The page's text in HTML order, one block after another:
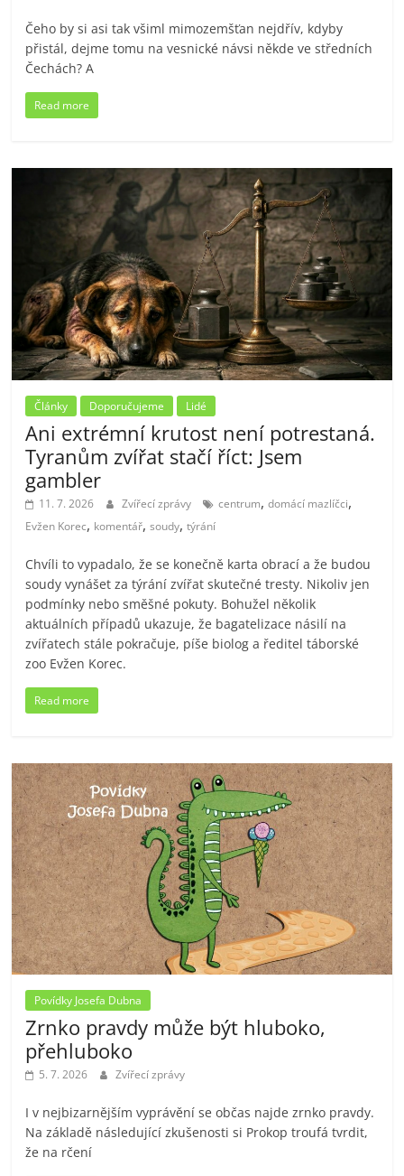
Čeho by si asi tak všiml mimozemšťan nejdřív, kdyby
přistál, dejme tomu na vesnické návsi někde ve středních
Čechách? A
Read more
Články Doporučujeme Lidé
Ani extrémní krutost není potrestaná.
Tyranům zvířat stačí říct: Jsem
gambler
11. 7. 2026 Zvířecí zprávy centrum,domácí mazlíčci,
Evžen Korec, komentář,soudy,týrání
Chvíli to vypadalo, že se konečně karta obrací a že budou
soudy vynášet za týrání zvířat skutečné tresty. Nikoliv jen
podmínky nebo směšné pokuty. Bohužel několik
aktuálních případů ukazuje, že bagatelizace násilí na
zvířatech stále pokračuje, píše biolog a ředitel táborské
zoo Evžen Korec.
Read more
Povídky Josefa Dubna
Zrnko pravdy může být hluboko,
přehluboko
5. 7. 2026 Zvířecí zprávy
I v nejbizarnějším vyprávění se občas najde zrnko pravdy.
Na základě následující zkušenosti si Prokop troufá tvrdit,
že na rčení